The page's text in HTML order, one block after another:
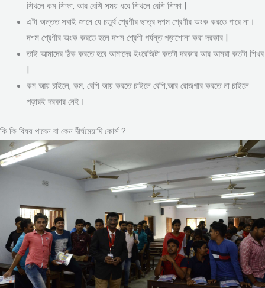
শিখলে কম শিক্ষা, আর বেশি সময় ধরে শিখলে বেশি শিক্ষা |
এটা অন্তত সবাই জানে যে চতুর্থ শ্রেণীর ছাত্র দশম শ্রেণীর অংক করতে পারে না।
দশম শ্রেণীর অংক করতে হলে দশম শ্রেণী পর্যন্ত পড়াশোনা করা দরকার |
তাই আমাদের ঠিক করতে হবে আমাদের ইংরেজিটা কতটা দরকার আর আমরা কতটা শিখব
|
কম আয় চাইলে, কম, বেশি আয় করতে চাইলে বেশি,আর রোজগার করতে না চাইলে
পড়ারই দরকার নেই।
কি কি বিষয় পাবেন বা কেন দীর্ঘমেয়াদি কোর্স ?